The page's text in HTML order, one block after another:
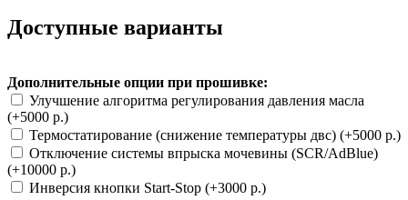
Доступные варианты
Дополнительные опции при прошивке:
Улучшение алгоритма регулирования давления масла
(+5000 р.)
Термостатирование (снижение температуры двс) (+5000 р.)
Отключение системы впрыска мочевины (SCR/AdBlue)
(+10000 р.)
Инверсия кнопки Start-Stop (+3000 р.)